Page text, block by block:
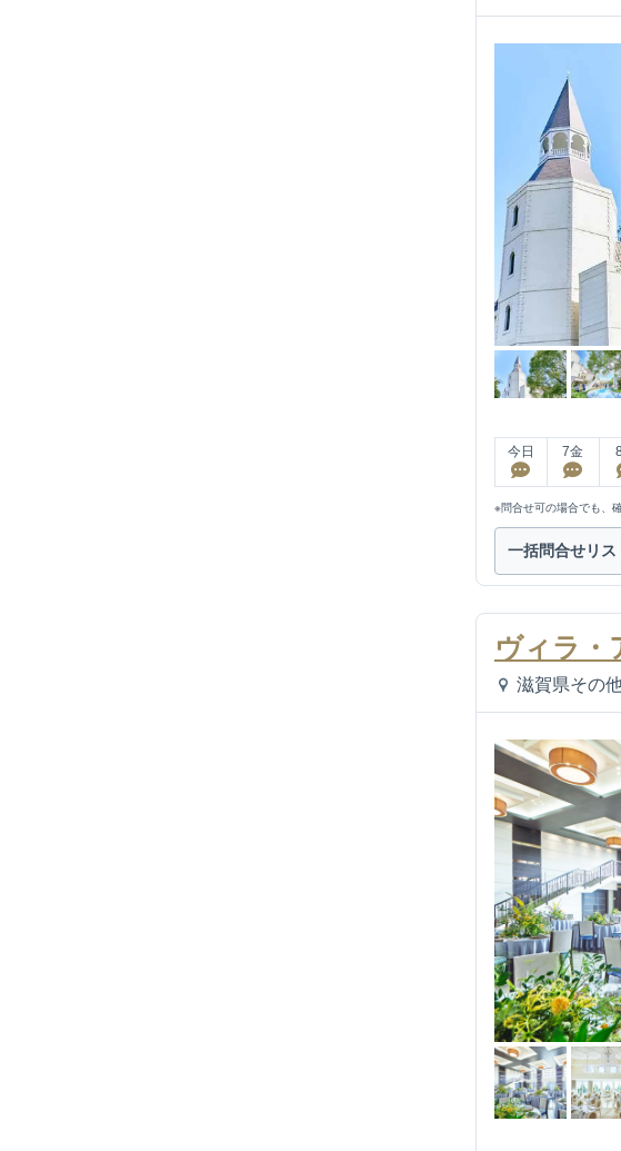
今日 7金 8
※問合せ可の場合でも、
一括問合せリ
ヴィラ・
滋賀県その